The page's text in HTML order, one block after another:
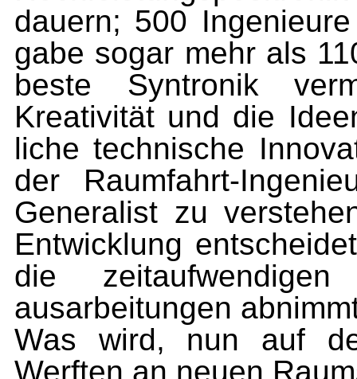
dauern; 500
gabe sogar mehr als
beste Syntronik
Kreativität und die
liche technische
der Raumfahrt-
Generalist zu
Entwicklung
die
ausarbeitungen
Was wird, nun auf
Werften an neuen